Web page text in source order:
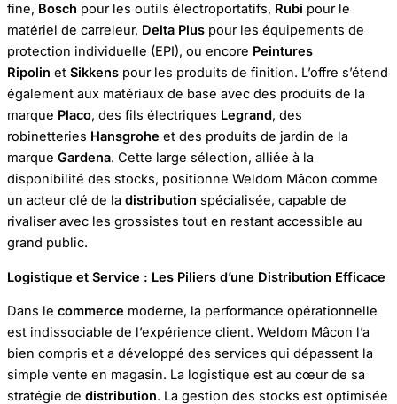
fine, Bosch pour les outils électroportatifs, Rubi pour le
matériel de carreleur, Delta Plus pour les équipements de
protection individuelle (EPI), ou encore Peintures
Ripolin et Sikkens pour les produits de finition. L’offre s’étend
également aux matériaux de base avec des produits de la
marque Placo, des fils électriques Legrand, des
robinetteries Hansgrohe et des produits de jardin de la
marque Gardena. Cette large sélection, alliée à la
disponibilité des stocks, positionne Weldom Mâcon comme
un acteur clé de la distribution spécialisée, capable de
rivaliser avec les grossistes tout en restant accessible au
grand public.
Logistique et Service : Les Piliers d’une Distribution Efficace
Dans le commerce moderne, la performance opérationnelle
est indissociable de l’expérience client. Weldom Mâcon l’a
bien compris et a développé des services qui dépassent la
simple vente en magasin. La logistique est au cœur de sa
stratégie de distribution. La gestion des stocks est optimisée